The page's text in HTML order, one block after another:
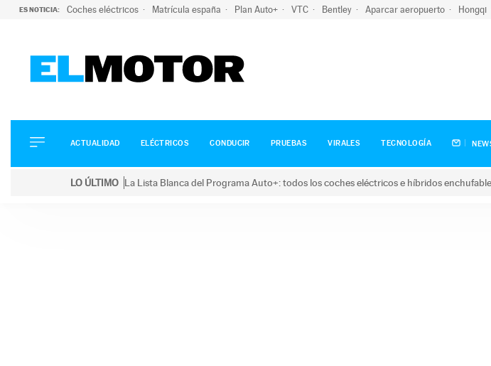
ES NOTICIA: Coches eléctricos Matrícula españa Plan Auto+ VTC Bentley Aparcar aeropuerto Hongqi
ELÉCTRICOS
CONDUCIR
ACTUALIDAD ELÉCTRICOS CONDUCIR PRUEBAS VIRALES TECNOLOGÍA
LO ÚLTIMO La Lista Blanca del Programa Auto+: todos los coches eléctricos e híbridos